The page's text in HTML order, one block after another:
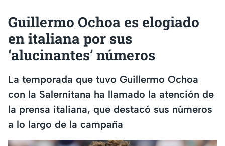
Guillermo Ochoa es elogiado
en italiana por sus
‘alucinantes’ números
La temporada que tuvo Guillermo Ochoa
con la Salernitana ha llamado la atención de
la prensa italiana, que destacó sus números
a lo largo de la campaña